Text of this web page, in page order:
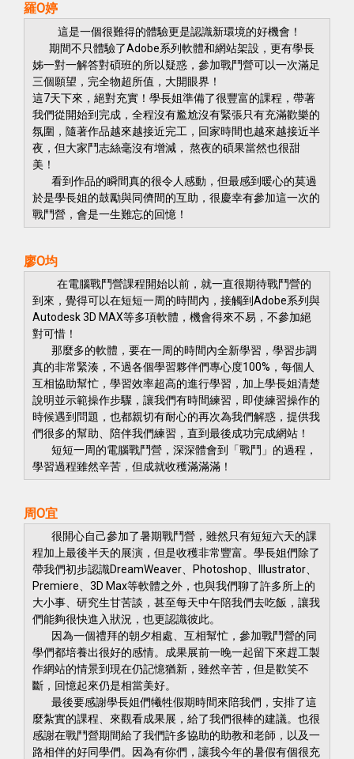
羅O婷
這是一個很難得的體驗更是認識新環境的好機會！
期間不只體驗了Adobe系列軟體和網站架設，更有學長
姊一對一解答對碩班的所以疑惑，參加戰鬥營可以一次滿足
三個願望，完全物超所值，大開眼界！
這7天下來，絕對充實！學長姐準備了很豐富的課程，帶著
我們從開始到完成，全程沒有尷尬沒有緊張只有充滿歡樂的
氛圍，隨著作品越來越接近完工，回家時間也越來越接近半
夜，但大家鬥志絲毫沒有增減， 熬夜的碩果當然也很甜
美！
看到作品的瞬間真的很令人感動，但最感到暖心的莫過
於是學長姐的鼓勵與同儕間的互助，很慶幸有參加這一次的
戰鬥營，會是一生難忘的回憶！
廖O均
在電腦戰鬥營課程開始以前，就一直很期待戰鬥營的
到來，覺得可以在短短一周的時間內，接觸到Adobe系列與
Autodesk 3D MAX等多項軟體，機會得來不易，不參加絕
對可惜！
那麼多的軟體，要在一周的時間內全新學習，學習步調
真的非常緊湊，不過各個學習夥伴們專心度100%，每個人
互相協助幫忙，學習效率超高的進行學習，加上學長姐清楚
說明並示範操作步驟，讓我們有時間練習，即使練習操作的
時候遇到問題，也都親切有耐心的再次為我們解惑，提供我
們很多的幫助、陪伴我們練習，直到最後成功完成網站！
短短一周的電腦戰鬥營，深深體會到「戰鬥」的過程，
學習過程雖然辛苦，但成就收穫滿滿滿！
周O宜
很開心自己參加了暑期戰鬥營，雖然只有短短六天的課
程加上最後半天的展演，但是收穫非常豐富。學長姐們除了
帶我們初步認識DreamWeaver、Photoshop、Illustrator、
Premiere、3D Max等軟體之外，也與我們聊了許多所上的
大小事、研究生甘苦談，甚至每天中午陪我們去吃飯，讓我
們能夠很快進入狀況，也更認識彼此。
因為一個禮拜的朝夕相處、互相幫忙，參加戰鬥營的同
學們都培養出很好的感情。成果展前一晚一起留下來趕工製
作網站的情景到現在仍記憶猶新，雖然辛苦，但是歡笑不
斷，回憶起來仍是相當美好。
最後要感謝學長姐們犧牲假期時間來陪我們，安排了這
麼紮實的課程、來觀看成果展，給了我們很棒的建議。也很
感謝在戰鬥營期間給了我們許多協助的助教和老師，以及一
路相伴的好同學們。因為有你們，讓我今年的暑假有個很充